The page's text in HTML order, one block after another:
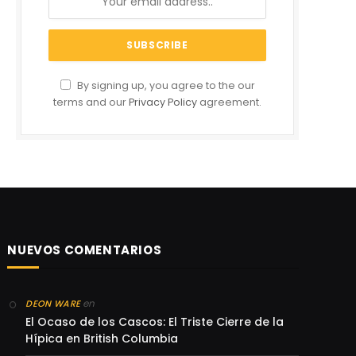
By signing up, you agree to the our
terms and ourPrivacy Policy agreement.
NUEVOS COMENTARIOS
DEON WAREen
El Ocaso de los Cascos: El Triste Cierre de la
Hípica en British Columbia